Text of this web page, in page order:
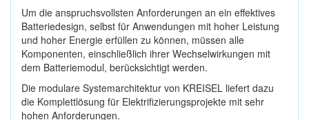
Um die anspruchsvollsten Anforderungen an ein effektives
Batteriedesign, selbst für Anwendungen mit hoher Leistung
und hoher Energie erfüllen zu können, müssen alle
Komponenten, einschließlich ihrer Wechselwirkungen mit
dem Batteriemodul, berücksichtigt werden.
Die modulare Systemarchitektur von KREISEL liefert dazu
die Komplettlösung für Elektrifizierungsprojekte mit sehr
hohen Anforderungen.